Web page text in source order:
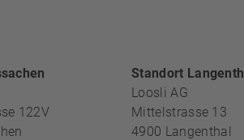
122V
Standort
Loosli AG
Mittelstrasse 13
4900 Langenthal